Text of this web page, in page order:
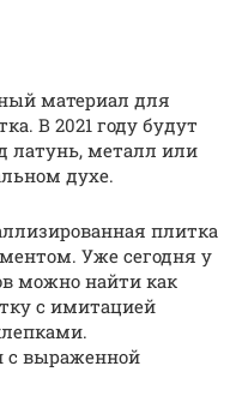
материал для
В 2021 году будут
латунь, металл или
духе.
плитка
Уже сегодня у
можно найти как
с имитацией
с выраженной